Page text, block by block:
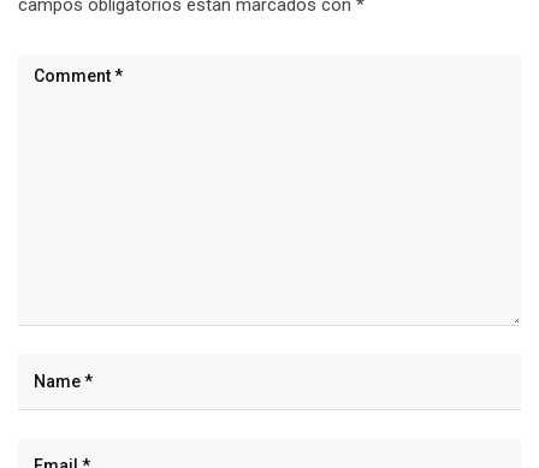
campos obligatorios están marcados con *